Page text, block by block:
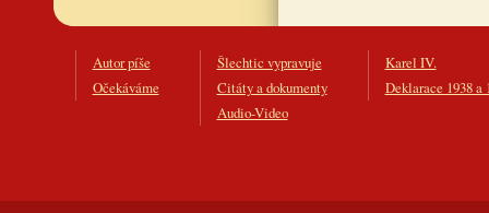
Autor píše
Očekáváme
Šlechtic vypravuje
Citáty a dokumenty
Audio-Video
Karel IV.
Deklarace 1938 a